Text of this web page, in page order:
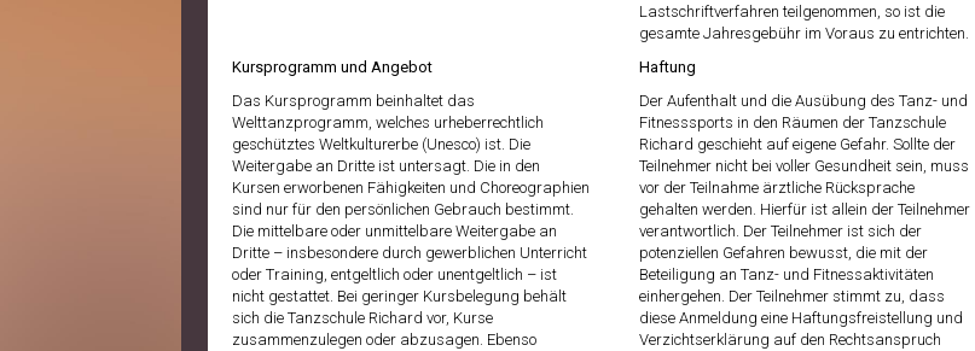
Lastschriftverfahren teilgenommen, so ist die
gesamte Jahresgebühr im Voraus zu entrichten.
Kursprogramm und Angebot
Das Kursprogramm beinhaltet das
Welttanzprogramm, welches urheberrechtlich
geschütztes Weltkulturerbe (Unesco) ist. Die
Weitergabe an Dritte ist untersagt. Die in den
Kursen erworbenen Fähigkeiten und Choreographien
sind nur für den persönlichen Gebrauch bestimmt.
Die mittelbare oder unmittelbare Weitergabe an
Dritte – insbesondere durch gewerblichen Unterricht
oder Training, entgeltlich oder unentgeltlich – ist
nicht gestattet. Bei geringer Kursbelegung behält
sich die Tanzschule Richard vor, Kurse
zusammenzulegen oder abzusagen. Ebenso
Haftung
Der Aufenthalt und die Ausübung des Tanz- und
Fitnesssports in den Räumen der Tanzschule
Richard geschieht auf eigene Gefahr. Sollte der
Teilnehmer nicht bei voller Gesundheit sein, muss
vor der Teilnahme ärztliche Rücksprache
gehalten werden. Hierfür ist allein der Teilnehmer
verantwortlich. Der Teilnehmer ist sich der
potenziellen Gefahren bewusst, die mit der
Beteiligung an Tanz- und Fitnessaktivitäten
einhergehen. Der Teilnehmer stimmt zu, dass
diese Anmeldung eine Haftungsfreistellung und
Verzichtserklärung auf den Rechtsanspruch